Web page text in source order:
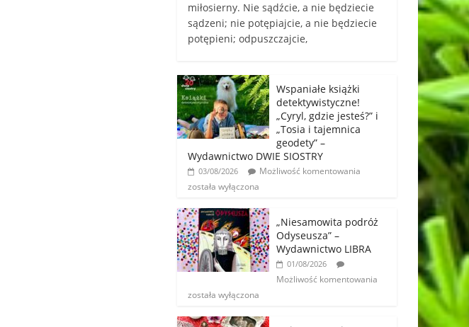
miłosierny. Nie sądźcie, a nie będziecie
sądzeni; nie potępiajcie, a nie będziecie
potępieni; odpuszczajcie,
Wspaniałe książki
detektywistyczne!
„Cyryl, gdzie jesteś?” i
„Tosia i tajemnica
geodety” –
Wydawnictwo DWIE SIOSTRY
03/08/2026
Możliwość komentowania
została wyłączona
„Niesamowita podróż
Odyseusza” –
Wydawnictwo LIBRA
01/08/2026
Możliwość komentowania
została wyłączona